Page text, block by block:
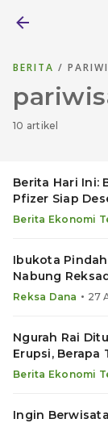
BERITA /
10 artikel
Berita Hari Ini:
Pfizer Siap
Berita Ekonomi
Ibukota
Nabung
Derawan
Reksa Dana • 27
Ngurah Rai
Erupsi, Berapa
Berita Ekonomi
Ingin